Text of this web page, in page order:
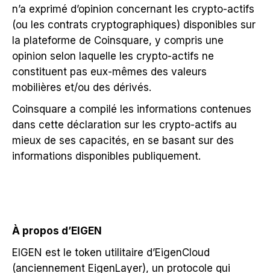
n’a exprimé d’opinion concernant les crypto-actifs
(ou les contrats cryptographiques) disponibles sur
la plateforme de Coinsquare, y compris une
opinion selon laquelle les crypto-actifs ne
constituent pas eux-mêmes des valeurs
mobilières et/ou des dérivés.
Coinsquare a compilé les informations contenues
dans cette déclaration sur les crypto-actifs au
mieux de ses capacités, en se basant sur des
informations disponibles publiquement.
À propos d’EIGEN
EIGEN est le token utilitaire d’EigenCloud
(anciennement EigenLayer), un protocole qui